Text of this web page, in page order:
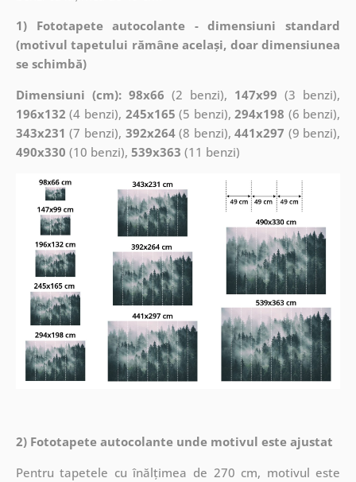
1) Fototapete autocolante - dimensiuni standard
(motivul tapetului rămâne același, doar dimensiunea
se schimbă)
Dimensiuni (cm): 98x66 (2 benzi), 147x99 (3 benzi),
196x132 (4 benzi), 245x165 (5 benzi),294x198 (6 benzi),
343x231 (7 benzi), 392x264(8 benzi),441x297 (9 benzi),
490x330 (10 benzi), 539x363 (11 benzi)
2) Fototapete autocolante unde motivul este ajustat
Pentru tapetele cu înălțimea de 270 cm, motivul este